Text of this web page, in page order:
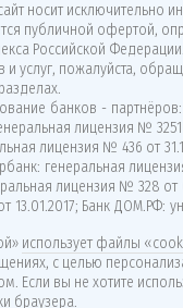
носит исключительно
публичной офертой,
Российской
и услуг, пожалуйста,
банков - партнёров:
лицензия № 3251
лицензия № 436 от
генеральная
лицензия № 328 от
13.01.2017; Банк ДОМ.РФ:
использует файлы
с целью
Если вы не хотите
браузера.